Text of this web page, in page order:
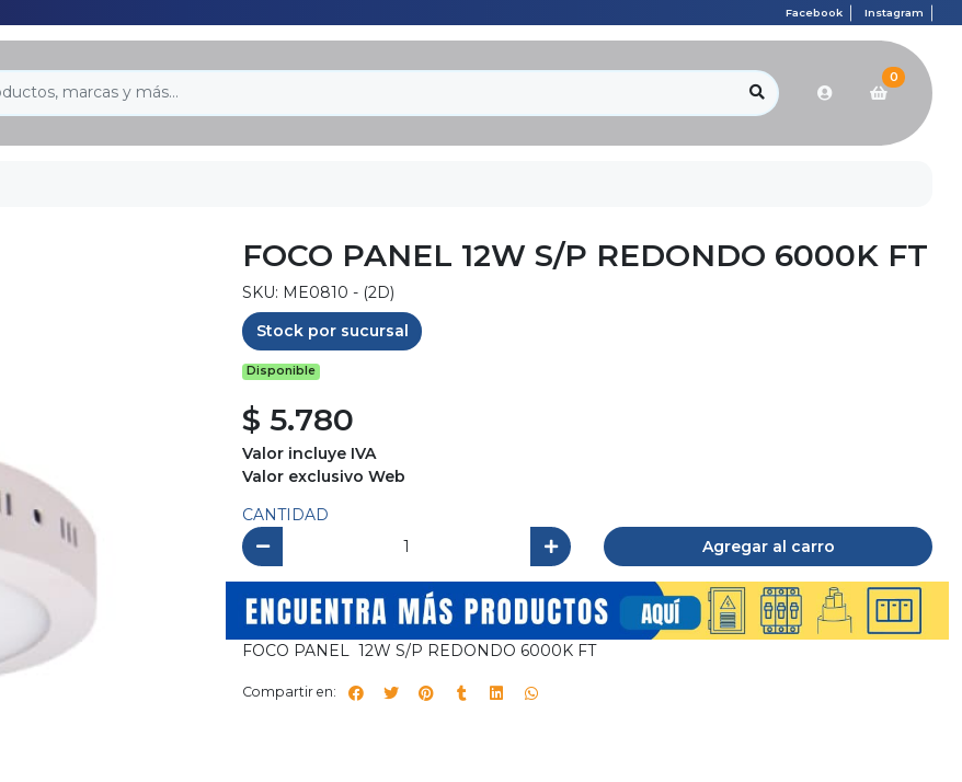
Facebook Instagram
0
FOCO PANEL 12W S/P REDONDO 6000K FT
SKU: ME0810 - (2D)
Stock por sucursal
Disponible
$ 5.780
Valor incluye IVA
Valor exclusivo Web
CANTIDAD
Agregar al carro
FOCO PANEL 12W S/P REDONDO 6000K FT
Compartir en: